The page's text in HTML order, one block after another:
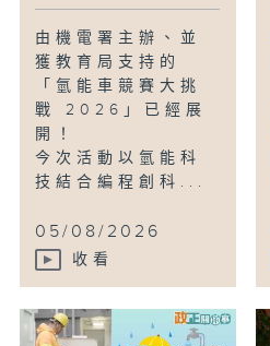
由機電署主辦、並
獲教育局支持的
「氫能車競賽大挑
戰 2026」已經展
開！
今次活動以氫能科
技結合編程創科...
05/08/2026
收看